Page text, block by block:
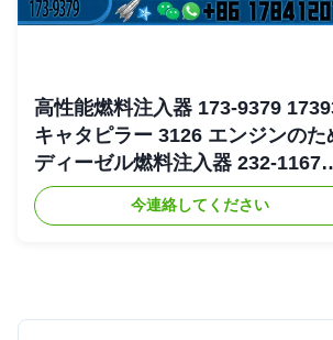
高性能燃料注入器 173-9379
キャタピラー 3126 エンジンのた
ディーゼル燃料注入器 232-1167
2321167
今連絡してください